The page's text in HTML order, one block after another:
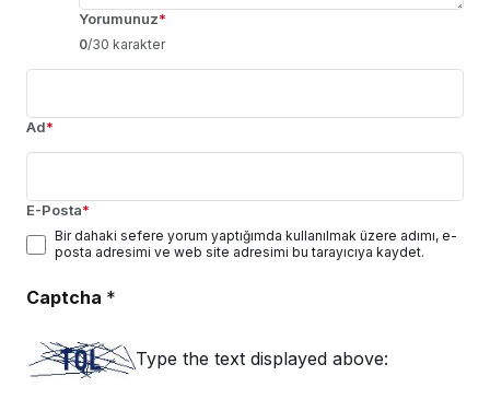
Yorumunuz*
0/30 karakter
Ad*
E-Posta*
Bir dahaki sefere yorum yaptığımda kullanılmak üzere adımı, e-
posta adresimi ve web site adresimi bu tarayıcıya kaydet.
Captcha *
Type the text displayed above: